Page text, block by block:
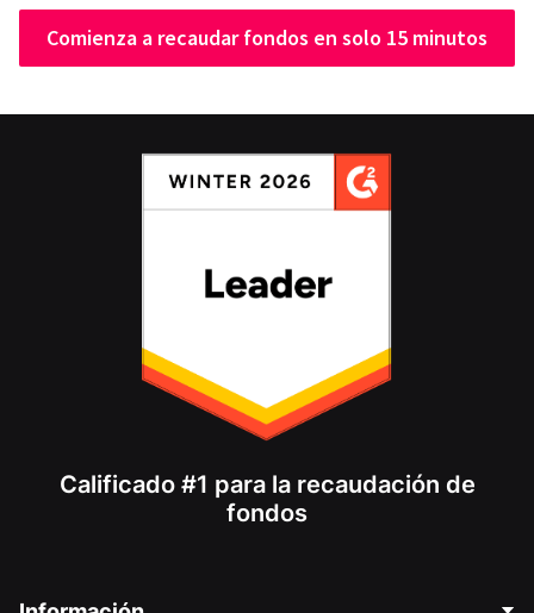
Comienza a recaudar fondos en solo 15 minutos
Calificado #1 para la recaudación de
fondos